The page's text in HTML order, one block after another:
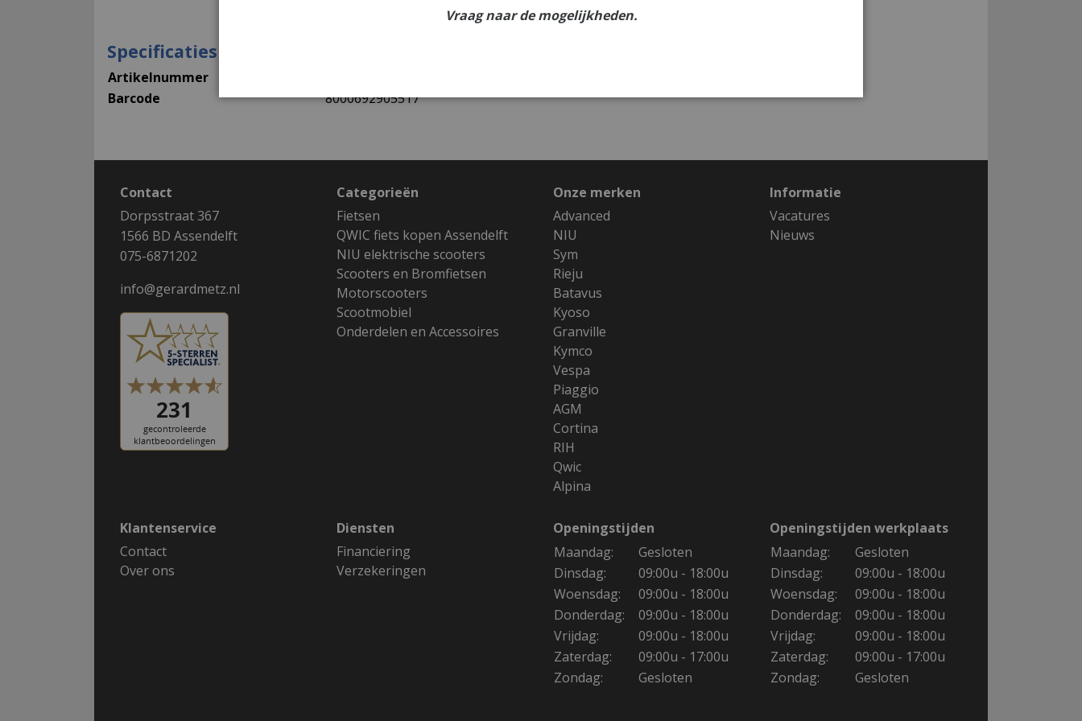
Specificaties
Artikelnummer
Barcode
8000692905517
Contact
Dorpsstraat 367
1566 BD Assendelft
075-6871202
info@gerardmetz.nl
Categorieën
Fietsen
QWIC fiets kopen Assendelft
NIU elektrische scooters
Scooters en Bromfietsen
Motorscooters
Scootmobiel
Onderdelen en Accessoires
Onze merken
Advanced
NIU
Sym
Rieju
Batavus
Kyoso
Granville
Kymco
Vespa
Piaggio
AGM
Cortina
RIH
Qwic
Alpina
Informatie
Vacatures
Nieuws
Klantenservice
Contact
Over ons
Diensten
Financiering
Verzekeringen
Openingstijden
Maandag:
Gesloten
Dinsdag:
09:00u - 18:00u
Woensdag:
09:00u - 18:00u
Donderdag:
09:00u - 18:00u
Vrijdag:
09:00u - 18:00u
Zaterdag:
09:00u - 17:00u
Zondag:
Gesloten
Openingstijden werkplaats
Maandag:
Gesloten
Dinsdag:
09:00u - 18:00u
Woensdag:
09:00u - 18:00u
Donderdag:
09:00u - 18:00u
Vrijdag:
09:00u - 18:00u
Zaterdag:
09:00u - 17:00u
Zondag:
Gesloten
Vraag naar de mogelijkheden.